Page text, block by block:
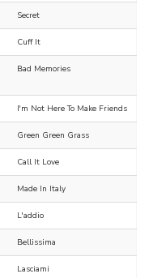
Secret
Cuff It
Bad Memories
I'm Not Here To Make Friends
Green Green Grass
Call It Love
Made In Italy
L'addio
Bellissima
Lasciami